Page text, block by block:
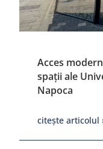
Acces
spații ale
Napoca
citește articolul